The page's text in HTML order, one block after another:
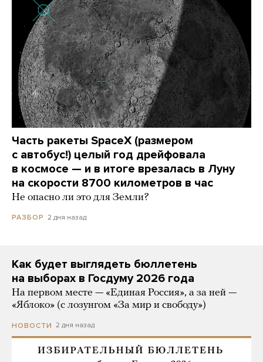
Часть ракеты SpaceX (размером
с автобус!) целый год дрейфовала
в космосе — и в итоге врезалась в Луну
на скорости 8700 километров в час
Не опасно ли это для Земли?
РАЗБОР 2 дня назад
Как будет выглядеть бюллетень
на выборах в Госдуму 2026 года
На первом месте — «Единая Россия», а за ней —
«Яблоко» (с лозунгом «За мир и свободу»)
НОВОСТИ 2 дня назад